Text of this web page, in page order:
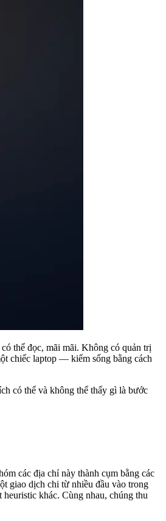
thể đọc, mãi mãi. Không có quản trị
chiếc laptop — kiếm sống bằng cách
có thể và không thể thấy gì là bước
các địa chỉ này thành cụm bằng các
giao dịch chi từ nhiều đầu vào trong
khác. Cùng nhau, chúng thu